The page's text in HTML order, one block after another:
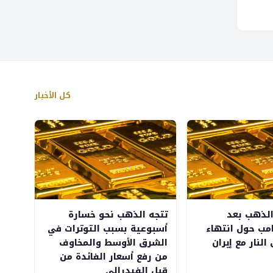
كل الأخبار
بعد
حول انتهاء
مع إيران
تتجه الذهب نحو خسارة
أسبوعية بسبب التوترات في
الشرق الأوسط والمخاوف
من رفع أسعار الفائدة من